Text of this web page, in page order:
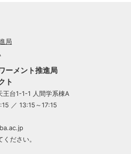
局
ーメント推進局
ト
台1-1-1 人間学系棟A
／ 13:15～17:15
ださい。